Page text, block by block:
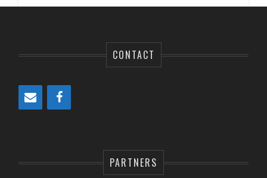
CONTACT
PARTNERS